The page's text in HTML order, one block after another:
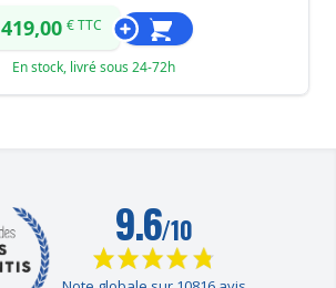
419,00 € TTC
En stock, livré sous 24-72h